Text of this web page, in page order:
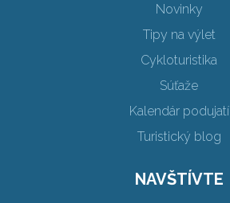
Novinky
Tipy na výlet
Cykloturistika
Súťaže
Kalendár podujatí
Turistický blog
NAVŠTÍVTE